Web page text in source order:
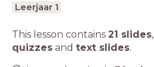
Leerjaar 1
This lesson contains 21 slides,
quizzes and text slides.